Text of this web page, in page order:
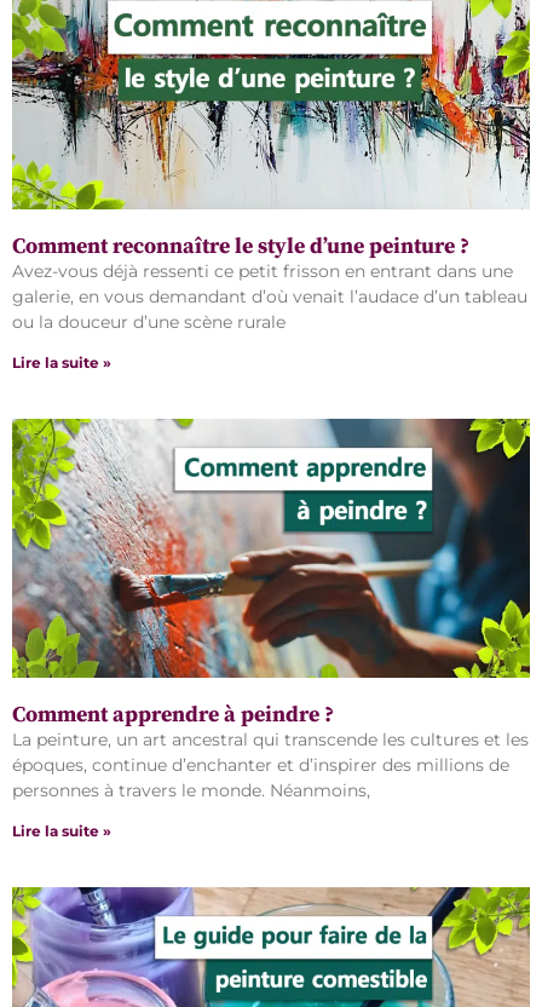
Comment reconnaître le style d’une peinture ?
Avez-vous déjà ressenti ce petit frisson en entrant dans une
galerie, en vous demandant d’où venait l’audace d’un tableau
ou la douceur d’une scène rurale
Lire la suite »
Comment apprendre à peindre ?
La peinture, un art ancestral qui transcende les cultures et les
époques, continue d’enchanter et d’inspirer des millions de
personnes à travers le monde. Néanmoins,
Lire la suite »